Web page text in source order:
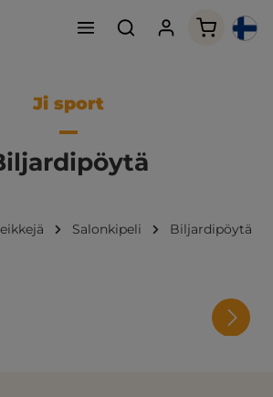
Ji sport
Salonkipeli Biljardipöytä